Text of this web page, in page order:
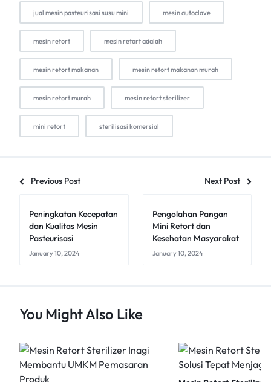
jual mesin pasteurisasi susu mini mesin autoclave
mesin retort mesin retort adalah
mesin retort makanan mesin retort makanan murah
mesin retort murah mesin retort sterilizer
mini retort sterilisasi komersial
Previous Post Next Post
Peningkatan Kecepatan
dan Kualitas Mesin
Pasteurisasi
January 10, 2024
Pengolahan Pangan
Mini Retort dan
Kesehatan Masyarakat
January 10, 2024
You Might Also Like